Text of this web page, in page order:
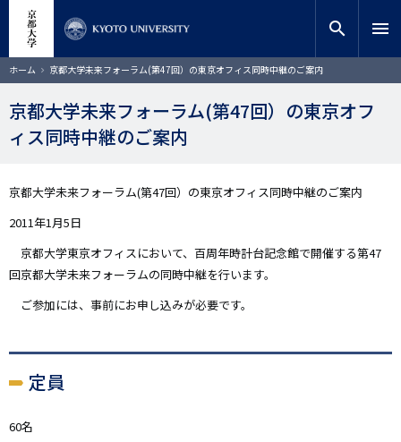
コ
ン
ン
動
サイト内検索 search menu
ホーム 京都大学未来フォーラム(第47回）の東京オフィス同時中継のご案内
京都大学未来フォーラム(第47回）の東京オフ
ィス同時中継のご案内
京都大学未来フォーラム(第47回）の東京オフィス同時中継のご案内
2011年1月5日
京都大学東京オフィスにおいて、百周年時計台記念館で開催する第47
回京都大学未来フォーラムの同時中継を行います。
ご参加には、事前にお申し込みが必要です。
定員
60名